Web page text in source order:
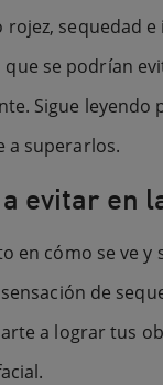
sequedad
se podrían
Sigue
a superarlos.
evitar en
cómo se ve
de
a lograr tus